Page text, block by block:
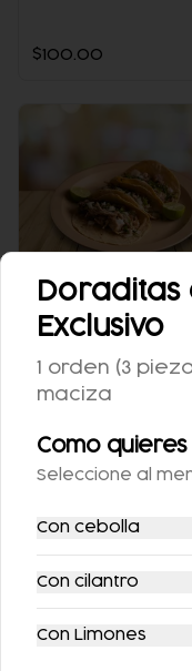
$100.00
$100.00
Bebidas
Doraditas
Exclusivo
1 orden (3
maciza
Como
Seleccione al
Con cebolla
Con cilantro
Con Limones